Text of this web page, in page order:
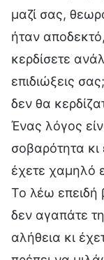
μαζί σας,
ήταν
κερδίσετε
επιδιώξεις
δεν θα
Ένας λόγος
σοβαρότητα κι
έχετε χαμηλό
Το λέω επειδή
δεν αγαπάτε
αλήθεια κι